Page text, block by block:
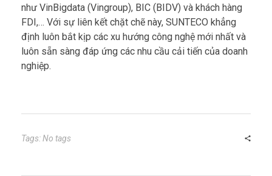
như VinBigdata (Vingroup), BIC (BIDV) và khách hàng
FDI,… Với sự liên kết chặt chẽ này, SUNTECO khẳng
định luôn bắt kịp các xu hướng công nghệ mới nhất và
luôn sẵn sàng đáp ứng các nhu cầu cải tiến của doanh
nghiệp.
Tags: No tags